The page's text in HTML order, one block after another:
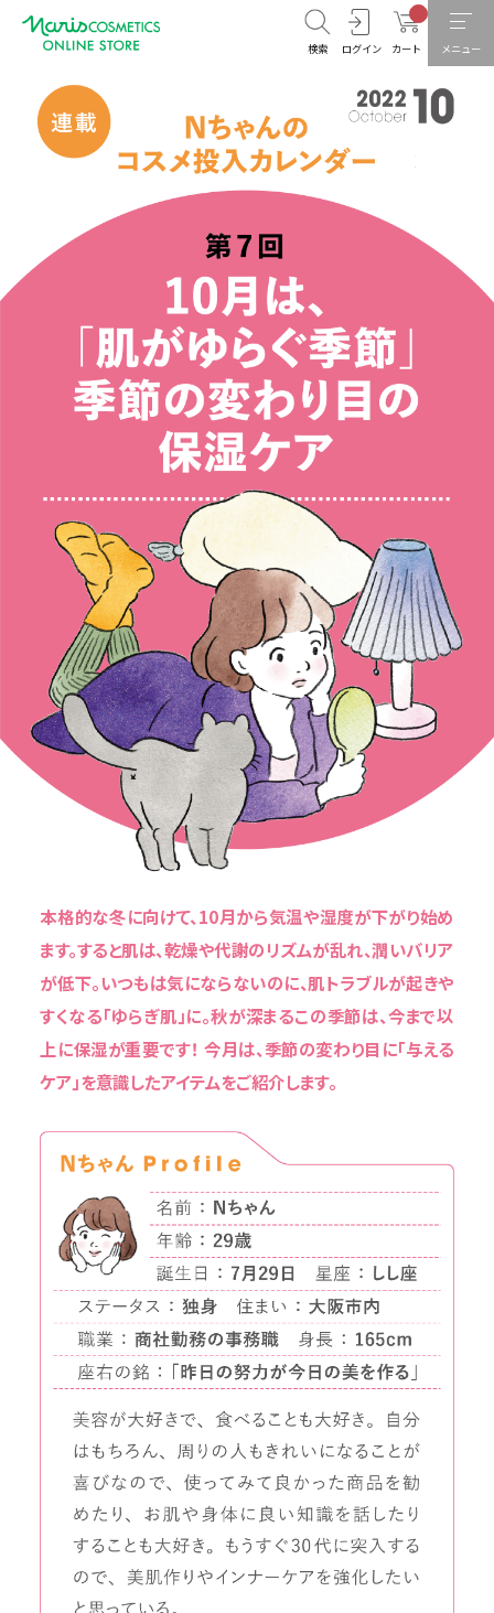
検索 ログイン カート メニュー
本格的な冬に向けて、10月から気温や湿度が下がり始め
ます。すると肌は、乾燥や代謝のリズムが乱れ、潤いバリア
が低下。いつもは気にならないのに、肌トラブルが起きや
すくなる「ゆらぎ肌」に。秋が深まるこの季節は、今まで以
上に保湿が重要です！ 今月は、季節の変わり目に「与える
ケア」を意識したアイテムをご紹介します。